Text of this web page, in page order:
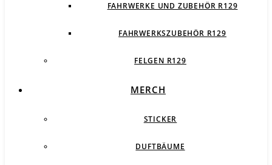
FAHRWERKE UND ZUBEHÖR R129
FAHRWERKSZUBEHÖR R129
FELGEN R129
MERCH
STICKER
DUFTBÄUME